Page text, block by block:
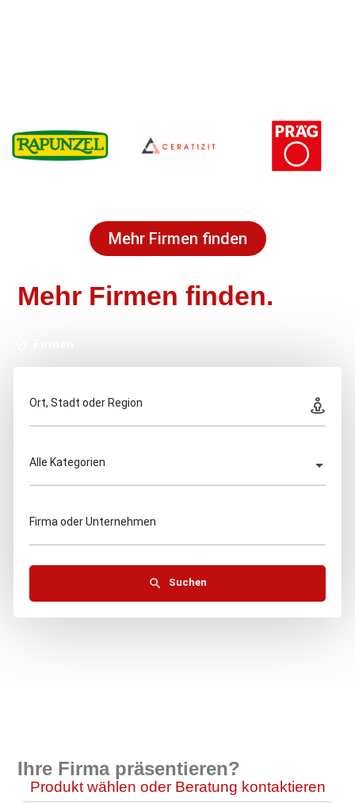
Mehr Firmen finden
Mehr Firmen finden.
Ort, Stadt oder Region
Alle Kategorien
Firma oder Unternehmen
Suchen
Ihre Firma präsentieren?
Produkt wählen oder Beratung kontaktieren